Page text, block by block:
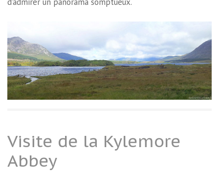
Visite de la Kylemore
Abbey